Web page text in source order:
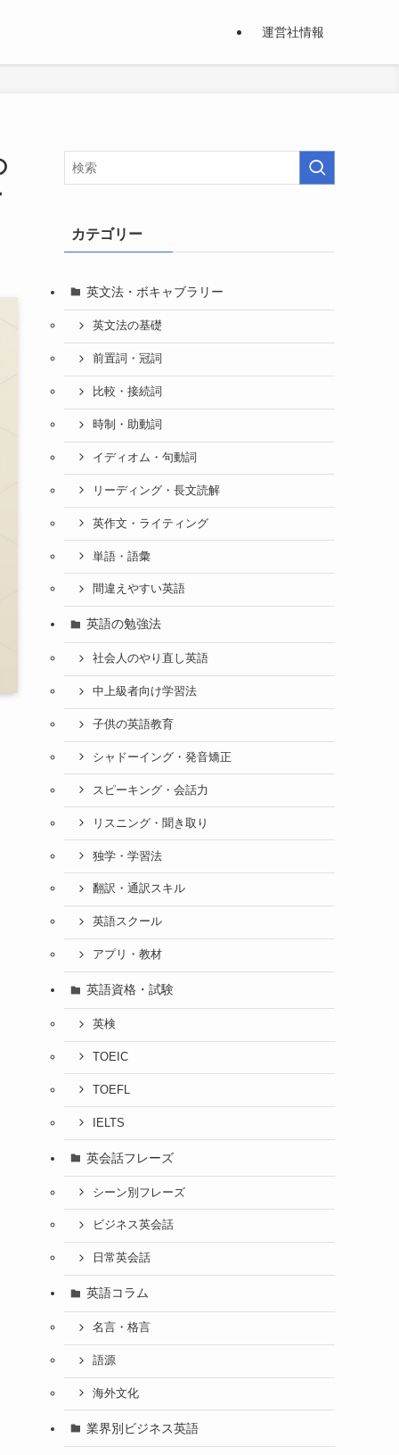
運営社情報
カテゴリー
英文法・ボキャブラリー
英文法の基礎
前置詞・冠詞
比較・接続詞
時制・助動詞
イディオム・句動詞
リーディング・長文読解
英作文・ライティング
単語・語彙
間違えやすい英語
英語の勉強法
社会人のやり直し英語
中上級者向け学習法
子供の英語教育
シャドーイング・発音矯正
スピーキング・会話力
リスニング・聞き取り
独学・学習法
翻訳・通訳スキル
英語スクール
アプリ・教材
英語資格・試験
英検
TOEIC
TOEFL
IELTS
英会話フレーズ
シーン別フレーズ
ビジネス英会話
日常英会話
英語コラム
名言・格言
語源
海外文化
業界別ビジネス英語